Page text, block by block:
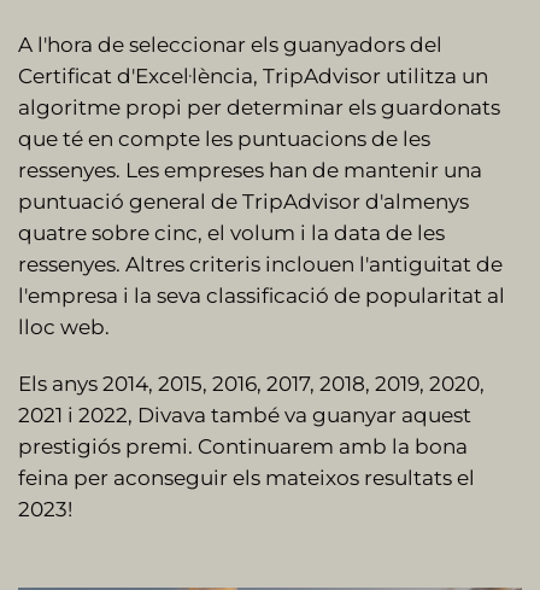
A l'hora de seleccionar els guanyadors del
Certificat d'Excel·lència, TripAdvisor utilitza un
algoritme propi per determinar els guardonats
que té en compte les puntuacions de les
ressenyes. Les empreses han de mantenir una
puntuació general de TripAdvisor d'almenys
quatre sobre cinc, el volum i la data de les
ressenyes. Altres criteris inclouen l'antiguitat de
l'empresa i la seva classificació de popularitat al
lloc web.
Els anys 2014, 2015, 2016, 2017, 2018, 2019, 2020,
2021 i 2022, Divava també va guanyar aquest
prestigiós premi. Continuarem amb la bona
feina per aconseguir els mateixos resultats el
2023!